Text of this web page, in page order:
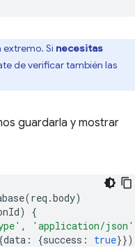
extremo. Si necesitas
de verificar también las
guardarla y mostrar
(req .body)
)
{
, 'application/json'
data : {success : true